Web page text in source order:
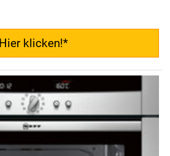
Hier klicken!*